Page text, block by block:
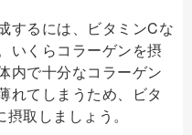
するには、ビタミンCな
いくらコラーゲンを摂
内で十分なコラーゲン
れてしまうため、ビタ
取しましょう。